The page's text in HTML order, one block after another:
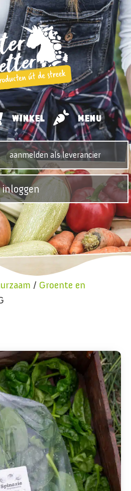
WINKEL MENU
aanmelden als leverancier
inloggen
/ Groente en